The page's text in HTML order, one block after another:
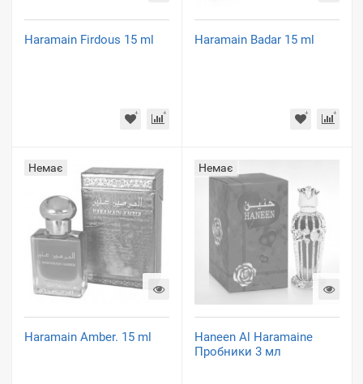
Haramain Firdous 15 ml Haramain Badar 15 ml
Немає
Haramain Amber. 15 ml
Немає
Haneen Al Haramaine
Пробники 3 мл